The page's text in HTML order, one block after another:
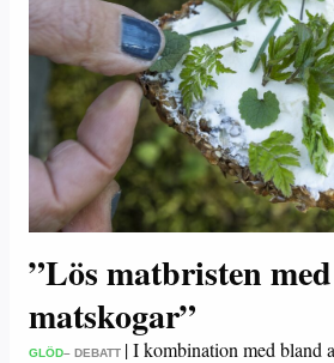
”Lös matbristen
matskogar”
GLÖD– DEBATT |I kombination med bland